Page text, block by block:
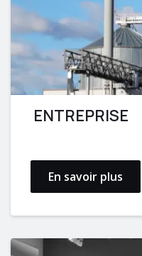
ENTREPRISE
En savoir plus